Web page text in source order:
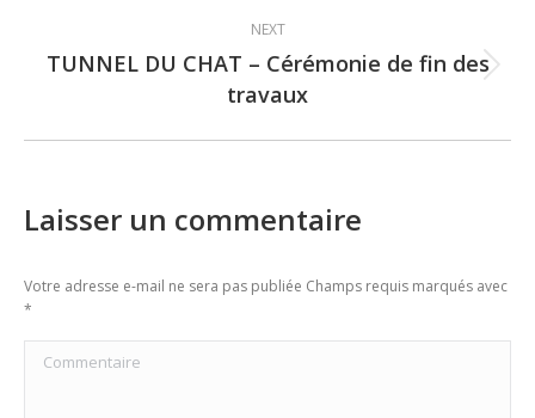
NEXT
Next
post:
TUNNEL DU CHAT – Cérémonie de fin des
travaux
Laisser un commentaire
Votre adresse e-mail ne sera pas publiée Champs requis marqués avec
*
Commentaire